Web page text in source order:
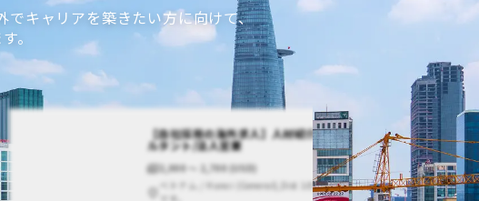
キャリアを築きたい方に向けて、
。
【自社採用の海外求人】人材紹介コンサ
ルタント/法人営業
2,000 〜 2,700 (USD)
ベトナム / Hanoi (General),Dist 1の転職求人